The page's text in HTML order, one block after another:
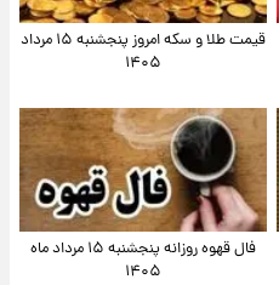
قیمت طلا و سکه امروز پنجشنبه ۱۵ مرداد
۱۴۰۵
فال قهوه روزانه پنجشنبه ۱۵ مرداد ماه
۱۴۰۵